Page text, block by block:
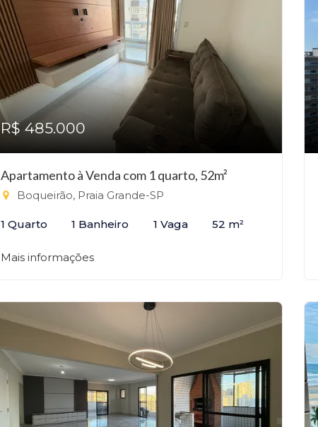
R$ 485.000
Apartamento à Venda com 1 quarto, 52m²
Boqueirão, Praia Grande-SP
1 Quarto 1 Banheiro 1 Vaga 52 m²
Mais informações